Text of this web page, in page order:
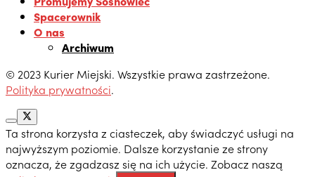
Spacerownik
O nas
Archiwum
© 2023 Kurier Miejski. Wszystkie prawa zastrzeżone.
Polityka prywatności.
Ta strona korzysta z ciasteczek, aby świadczyć usługi na
najwyższym poziomie. Dalsze korzystanie ze strony
oznacza, że zgadzasz się na ich użycie. Zobacz naszą